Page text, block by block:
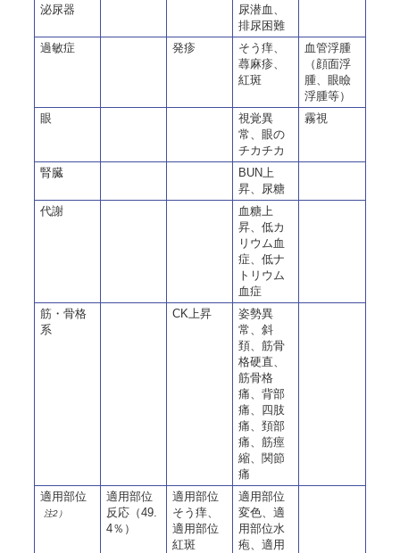
泌尿器
尿潜血、
排尿困難
過敏症
発疹
そう痒、
蕁麻疹、
紅斑
血管浮腫
（顔面浮
腫、眼瞼
浮腫等）
眼
視覚異
常、眼の
チカチカ
霧視
腎臓
BUN上
昇、尿糖
代謝
血糖上
昇、低カ
リウム血
症、低ナ
トリウム
血症
筋・骨格
系
CK上昇
姿勢異
常、斜
頚、筋骨
格硬直、
筋骨格
痛、背部
痛、四肢
痛、頚部
痛、筋痙
縮、関節
痛
適用部位
注2）
適用部位
反応（49.
4％）
適用部位
そう痒、
適用部位
紅斑
適用部位
変色、適
用部位水
疱、適用